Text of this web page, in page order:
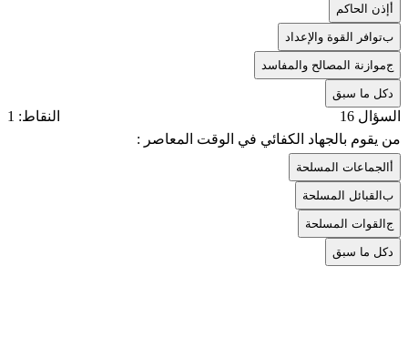
إذن الحاكم
بتوافر القوة والإعداد
جموازنة المصالح والمفاسد
كل ما سبق
السؤال 16
النقاط: 1
من يقوم بالجهاد الكفائي في الوقت المعاصر :
الجماعات المسلحة
بالقبائل المسلحة
جالقوات المسلحة
كل ما سبق